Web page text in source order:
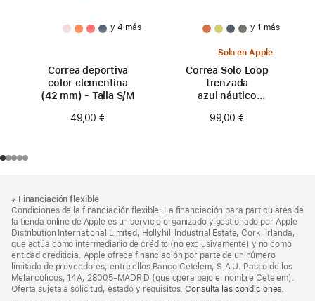
y 4 más
Correa deportiva
color clementina
(42 mm) - Talla S/M
49,00 €
y 1 más
Solo en Apple
Correa Solo Loop
trenzada
azul náutico
99,00 €
a
pie
de
página
al
pie
※ Financiación flexible
Condiciones de la financiación flexible: La financiación para particulares de
la tienda online de Apple es un servicio organizado y gestionado por Apple
Distribution International Limited, Hollyhill Industrial Estate, Cork, Irlanda,
que actúa como intermediario de crédito (no exclusivamente) y no como
entidad crediticia. Apple ofrece financiación por parte de un número
limitado de proveedores, entre ellos Banco Cetelem, S.A.U. Paseo de los
Melancólicos, 14A, 28005-MADRID (que opera bajo el nombre Cetelem).
Oferta sujeta a solicitud, estado y requisitos.Consulta las condiciones.